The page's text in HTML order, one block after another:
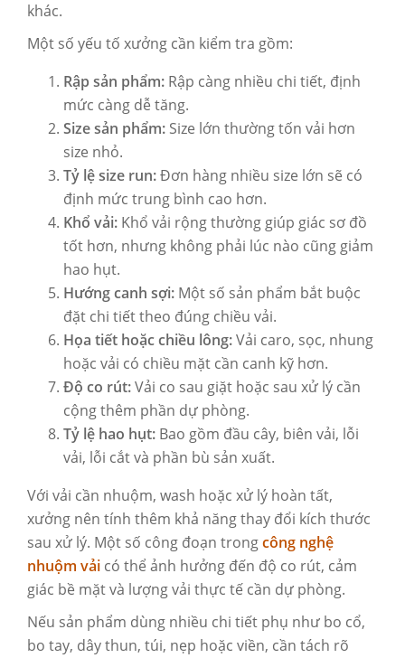
khác.
Một số yếu tố xưởng cần kiểm tra gồm:
Rập sản phẩm: Rập càng nhiều chi tiết, định
mức càng dễ tăng.
Size sản phẩm: Size lớn thường tốn vải hơn
size nhỏ.
Tỷ lệ size run:Đơn hàng nhiều size lớn sẽ có
định mức trung bình cao hơn.
Khổ vải: Khổ vải rộng thường giúp giác sơ đồ
tốt hơn, nhưng không phải lúc nào cũng giảm
hao hụt.
Hướng canh sợi: Một số sản phẩm bắt buộc
đặt chi tiết theo đúng chiều vải.
Họa tiết hoặc chiều lông:Vải caro, sọc, nhung
hoặc vải có chiều mặt cần canh kỹ hơn.
Độ co rút:Vải co sau giặt hoặc sau xử lý cần
cộng thêm phần dự phòng.
Tỷ lệ hao hụt: Bao gồm đầu cây, biên vải, lỗi
vải, lỗi cắt và phần bù sản xuất.
Với vải cần nhuộm, wash hoặc xử lý hoàn tất,
xưởng nên tính thêm khả năng thay đổi kích thước
sau xử lý. Một số công đoạn trongcông nghệ
nhuộm vải có thể ảnh hưởng đến độ co rút, cảm
giác bề mặt và lượng vải thực tế cần dự phòng.
Nếu sản phẩm dùng nhiều chi tiết phụ như bo cổ,
bo tay, dây thun, túi, nẹp hoặc viền, cần tách rõ